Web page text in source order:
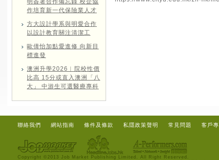
明簽署合作備忘錄 校企協
作培育新一代保險業人才
方大設計學系與明愛合作
以設計教育關注清潔工
歐倩怡加點愛進修 向新目
標進發
澳洲升學2026︱院校性價
比高 15分或直入澳洲「八
大」 中游生可選醫療專科
聯絡我們 網站指南 條件及條款 私隱政策聲明 常見問題 客戶
Copyright ©2013 Job Market Publishing Limited. All Right Reserved.